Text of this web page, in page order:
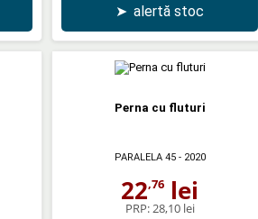
➤ alertă stoc
Perna cu fluturi
PARALELA 45- 2020
22,76 lei
PRP: 28,10 lei